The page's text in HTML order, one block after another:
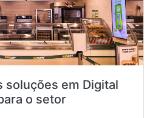
soluções em Digital
o setor